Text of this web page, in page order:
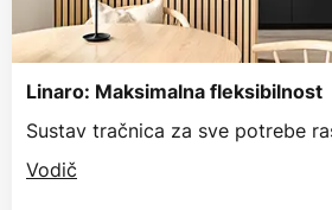
Linaro: Maksimalna fleksibilnost
Sustav tračnica za sve potrebe
Vodič